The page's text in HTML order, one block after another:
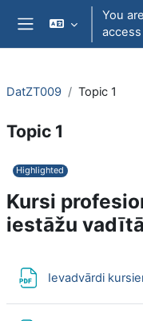
Skip to main content
You
access
DatZT009 Topic 1
Topic 1
Section outline
Highlighted
Kursi
iestāžu
Ievadvārdi